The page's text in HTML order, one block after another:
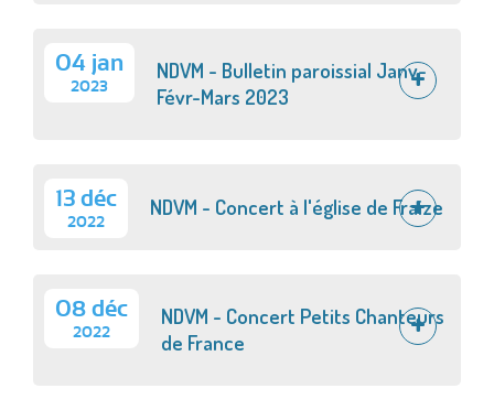
04 jan
2023
NDVM - Bulletin paroissial Janv-
Févr-Mars 2023
13 déc
2022
NDVM - Concert à l'église de Fraize
08 déc
2022
NDVM - Concert Petits Chanteurs
de France